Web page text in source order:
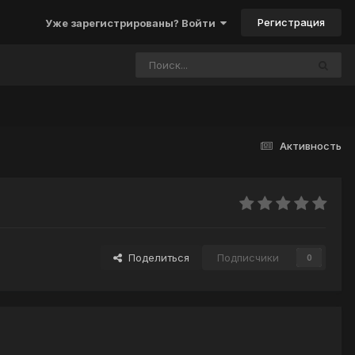
Уже зарегистрированы? Войти Регистрация
Активность
Поделиться Подписчики 0